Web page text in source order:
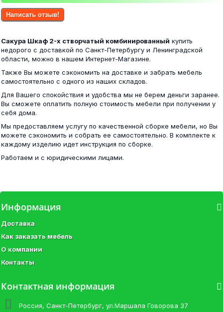
Фиеста шкаф 4-х створчатый венге/лоредо
17 500 ₽
Диван Новгород-30 (увеличенный) коричневый
16 300 ₽
Марсель НМ 013.51 Шкаф комбинированный...
Гостиная Яна ШК 752 шкаф 3-х ств....
Написать отзыв!
Сакура Шкаф 2-х створчатый комбинированный купить
недорого с доставкой по Санкт-Петербургу и Ленинградской
области, можно в нашем Интернет-Магазине.
Также Вы можете сэкономить на доставке и забрать мебель
самостоятельно с одного из наших складов.
Для Вашего спокойствия и удобства мы не берем деньги заранее.
Вы сможете оплатить полную стоимость мебели при получении у
себя дома.
Мы предоставляем услугу по качественной сборке мебели, но Вы
можете сэкономить и собрать ее самостоятельно. В комплекте к
каждому изделию идет инструкция по сборке.
Работаем и с юридическими лицами.
Информация
Доставка
Как заказать мебель
О компании
Контакты
Контактная информация
Россия, Санкт-Петербург, ул.Маршала Говорова 37